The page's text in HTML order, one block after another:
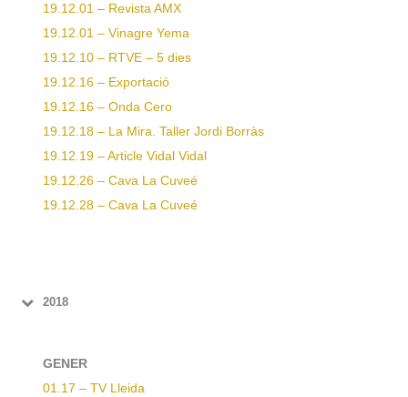
19.12.01 – Revista AMX
19.12.01 – Vinagre Yema
19.12.10 – RTVE – 5 dies
19.12.16 – Exportació
19.12.16 – Onda Cero
19.12.18 – La Mira. Taller Jordi Borràs
19.12.19 – Article Vidal Vidal
19.12.26 – Cava La Cuveé
19.12.28 – Cava La Cuveé
2018
GENER
01.17 – TV Lleida